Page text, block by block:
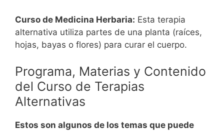
Curso de Medicina Herbaria: Esta terapia
alternativa utiliza partes de una planta (raíces,
hojas, bayas o flores) para curar el cuerpo.
Programa, Materias y Contenido
del Curso de Terapias
Alternativas
Estos son algunos de los temas que puede